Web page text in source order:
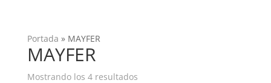
Portada » MAYFER
MAYFER
Mostrando los 4 resultadosOrdenado